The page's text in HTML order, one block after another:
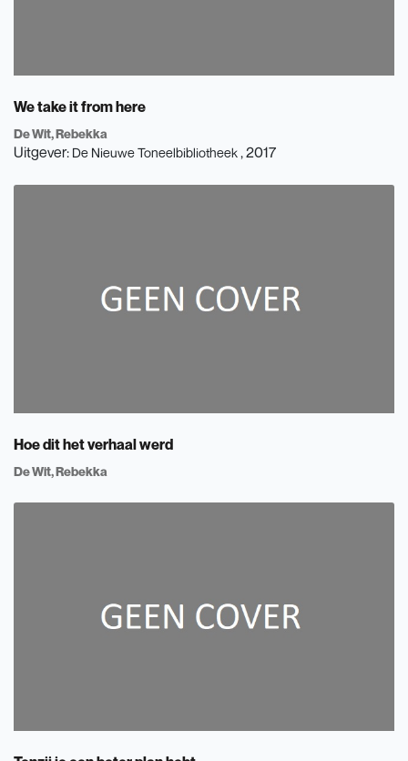
We take it from here
De Wit, Rebekka
Uitgever: De Nieuwe Toneelbibliotheek, 2017
Hoe dit het verhaal werd
De Wit, Rebekka